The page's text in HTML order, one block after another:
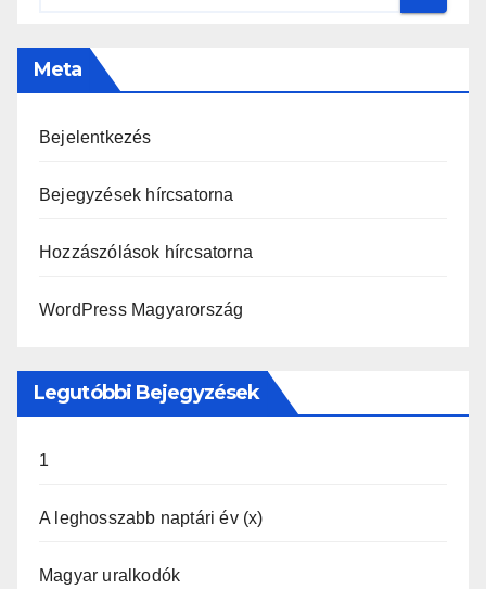
Meta
Bejelentkezés
Bejegyzések hírcsatorna
Hozzászólások hírcsatorna
WordPress Magyarország
Legutóbbi Bejegyzések
1
A leghosszabb naptári év (x)
Magyar uralkodók